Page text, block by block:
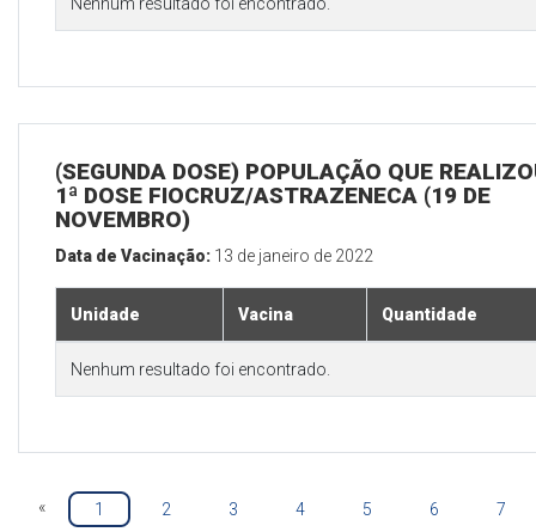
(SEGUNDA DOSE) POPULAÇÃO QUE
1ª DOSE FIOCRUZ/ASTRAZENECA (19 DE
NOVEMBRO)
Data de Vacinação: 13 de janeiro de 2022
Unidade Vacina Quantidade
Nenhum resultado foi encontrado.
« 1 2 3 4 5 6 7